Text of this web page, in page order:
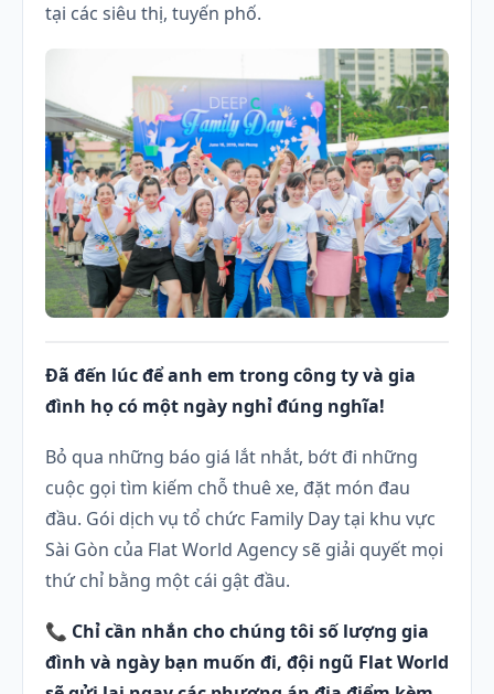
tại các siêu thị, tuyến phố.
Đã đến lúc để anh em trong công ty và gia
đình họ có một ngày nghỉ đúng nghĩa!
Bỏ qua những báo giá lắt nhắt, bớt đi những
cuộc gọi tìm kiếm chỗ thuê xe, đặt món đau
đầu. Gói dịch vụ tổ chức Family Day tại khu vực
Sài Gòn của Flat World Agency sẽ giải quyết mọi
thứ chỉ bằng một cái gật đầu.
📞 Chỉ cần nhắn cho chúng tôi số lượng gia
đình và ngày bạn muốn đi, đội ngũ Flat World